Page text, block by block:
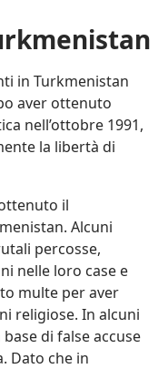
in Turkmenistan
aver ottenuto
nell’ottobre 1991,
la libertà di
il
Alcuni
percosse,
nelle loro case e
multe per aver
religiose. In alcuni
di false accuse
Dato che in